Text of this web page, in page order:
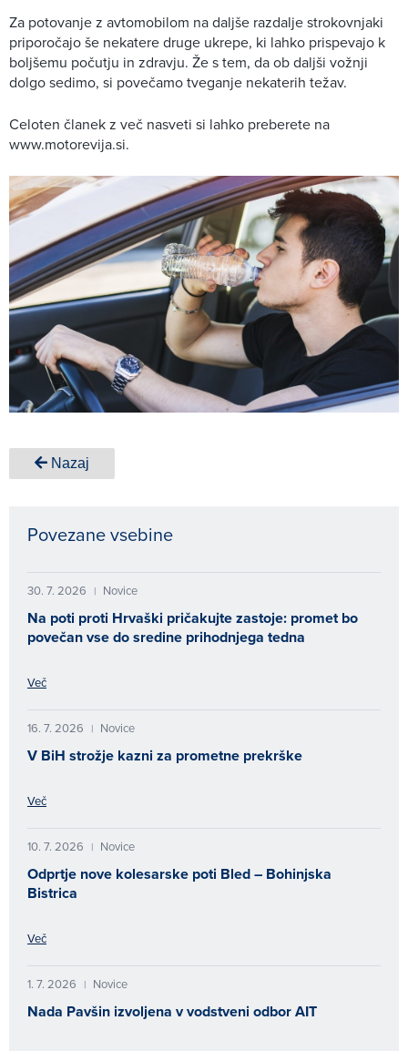
Za potovanje z avtomobilom na daljše razdalje strokovnjaki
priporočajo še nekatere druge ukrepe, ki lahko prispevajo k
boljšemu počutju in zdravju. Že s tem, da ob daljši vožnji
dolgo sedimo, si povečamo tveganje nekaterih težav.
Celoten članek z več nasveti si lahko preberete na
www.motorevija.si.
Nazaj
Povezane vsebine
30. 7. 2026 | Novice
Na poti proti Hrvaški pričakujte zastoje: promet bo
povečan vse do sredine prihodnjega tedna
Več
16. 7. 2026 | Novice
V BiH strožje kazni za prometne prekrške
Več
10. 7. 2026 | Novice
Odprtje nove kolesarske poti Bled – Bohinjska
Bistrica
Več
1. 7. 2026 | Novice
Nada Pavšin izvoljena v vodstveni odbor AIT